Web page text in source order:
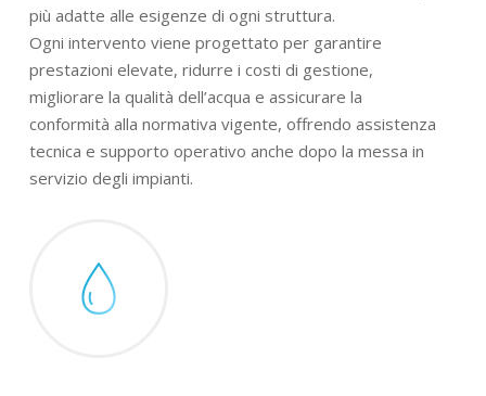
più adatte alle esigenze di ogni struttura.
Ogni intervento viene progettato per garantire
prestazioni elevate, ridurre i costi di gestione,
migliorare la qualità dell’acqua e assicurare la
conformità alla normativa vigente, offrendo assistenza
tecnica e supporto operativo anche dopo la messa in
servizio degli impianti.